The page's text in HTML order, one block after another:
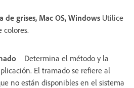
de grises, Mac OS, Windows Utilice
colores.
Determina el método y la
El tramado se refiere al
no están disponibles en el sistema